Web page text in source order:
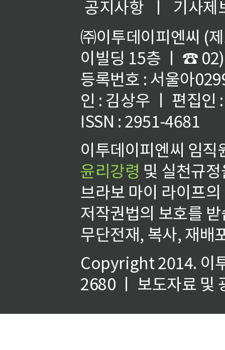
공지사항
ㅣ
기사제
㈜이투데이피엔씨 (
이빌딩 15층 ㅣ ☎
등록번호 : 서울아
인 : 김상우 ㅣ 편집인
ISSN : 2951-4681
이투데이피엔씨 임
윤리강령 및 실천규
브라보 마이 라이프
저작권법의 보호를
무단전재, 복사, 재배
Copyright 2014. 이
2680 ㅣ 보도자료